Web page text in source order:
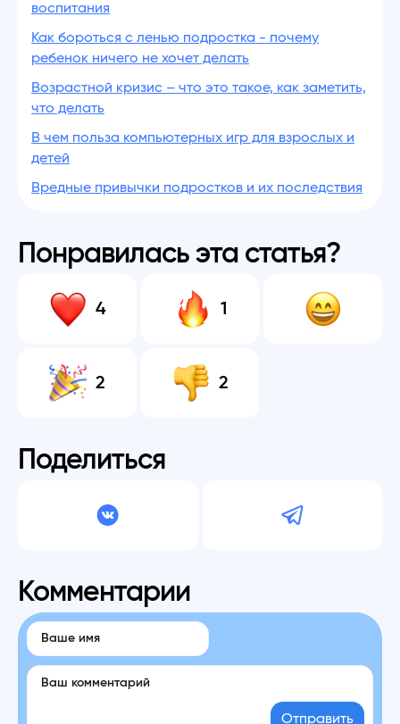
воспитания
Как бороться с ленью подростка - почему
ребенок ничего не хочет делать
Возрастной кризис – что это такое, как заметить,
что делать
В чем польза компьютерных игр для взрослых и
детей
Вредные привычки подростков и их последствия
Понравилась эта статья?
4 1
2 2
Поделиться
Комментарии
Отправить